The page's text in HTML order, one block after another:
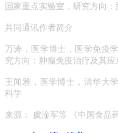
国家重点实验室，研究方向
共同通讯作者简介
万涛，医学博士，医学免疫
究方向：肿瘤免疫治疗及其应
王闻雅，医学博士，清华大
科学
来源： 虞淦军等 《中国食品